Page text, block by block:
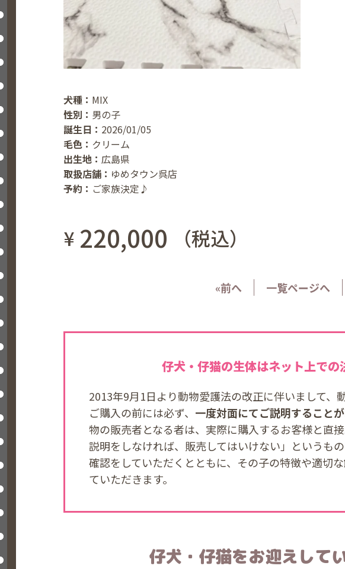
犬種： MIX
性別： 男の子
誕生日： 2026/01/05
毛色： クリーム
出生地： 広島県
取扱店舗： ゆめタウン呉店
予約： ご家族決定♪
¥ 220,000 （税込）
«前へ 一覧ページへ
仔犬・仔猫の生体はネット上での
2013年9月1日より動物愛護法の改正に伴いまして、
ご購入の前には必ず、 一度対面にてご説明すること
物の販売者となる者は、実際に購入するお客様と直
説明をしなければ、販売してはいけない」というも
確認をしていただくとともに、その子の特徴や適切
ていただきます。
仔犬・仔猫をお迎えして